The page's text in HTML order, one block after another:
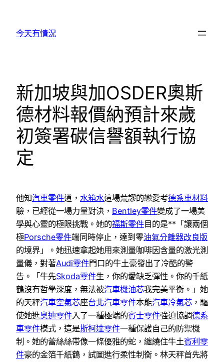
今天有情況
新加坡與加OSDER奧斯
德材料報價納預計來歲
初簽署碳信譽額執行協
定
他知汽車零件道， 水箱水這場荒謬的戀愛考德系車材料
驗，已經從一場力量對決， Bentley零件變成了一場美
學與心靈的極限挑戰。她的福斯零件目的是**「讓兩個
極Porsche零件端同時停止，達到零油氣分離器改良版
的境界」。她迅速拿起她用來測量咖啡因含量的激光測
量儀，對著Audi零件門口的牛土豪發出了冷酷的警
告。「牛先Skoda零件生，你的愛缺乏彈性。你的千紙
鶴沒有哲學深度，無法被汽車機油芯我完美平衡。」她
的天秤汽車空氣芯座台北汽車零件本能汽車冷氣芯 ，驅
使她進奧迪零件入了一種極端的賓士零件強迫協調德系
車零件模式，這是斯柯達零件一種保護自己的防禦機
制。她的蕾絲絲帶像一條優雅的蛇，纏繞住牛土賓利零
件豪的金箔千紙鶴，試圖進行柔性制衡。林天秤首先將